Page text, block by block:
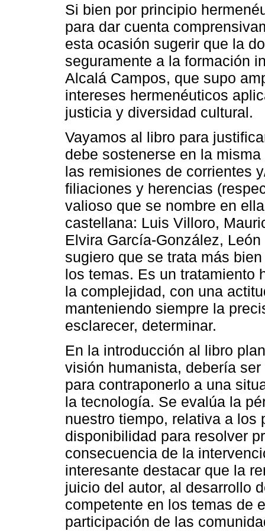
Si bien por principio
para dar cuenta
esta ocasión sugerir que la
seguramente a la formación
Alcalá Campos, que supo
intereses hermenéuticos
justicia y diversidad cultural.
Vayamos al libro para
debe sostenerse en la
las remisiones de corrientes
filiaciones y herencias
valioso que se nombre en
castellana: Luis Villoro,
Elvira García-González,
sugiero que se trata más
los temas. Es un tratamiento
la complejidad, con una
manteniendo siempre la
esclarecer, determinar.
En la introducción al libro
visión humanista, debería
para contraponerlo a una
la tecnología. Se evalúa la
nuestro tiempo, relativa a
disponibilidad para resolver
consecuencia de la
interesante destacar que la
juicio del autor, al desarrollo
competente en los temas de
participación de las